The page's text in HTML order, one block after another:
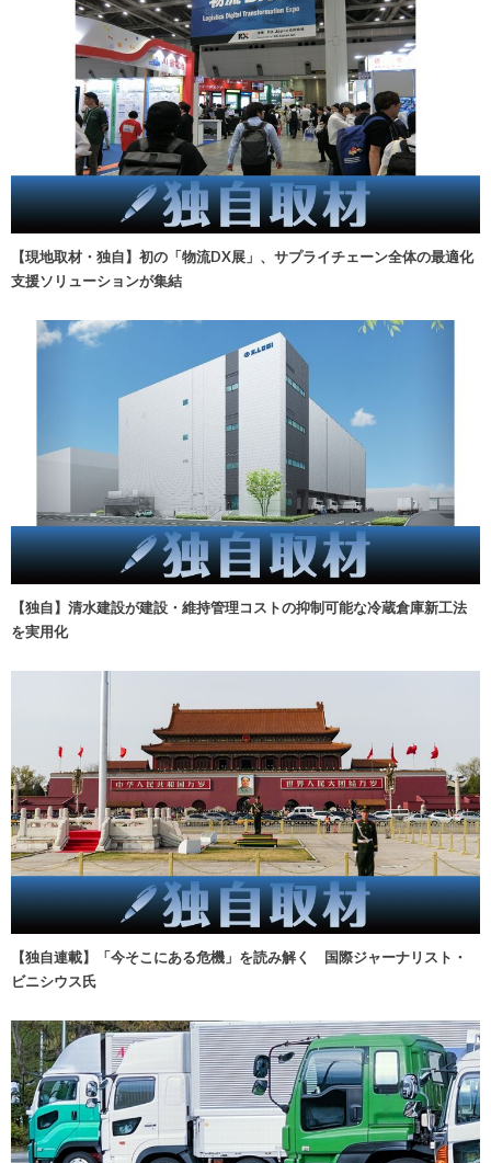
【現地取材・独自】初の「物流DX展」、サプライチェーン全体の最適化
支援ソリューションが集結
【独自】清水建設が建設・維持管理コストの抑制可能な冷蔵倉庫新工法
を実用化
【独自連載】「今そこにある危機」を読み解く 国際ジャーナリスト・
ビニシウス氏